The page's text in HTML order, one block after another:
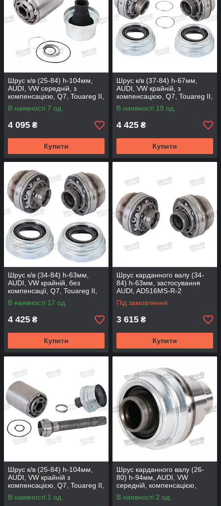
Шрус к/в (25-84) h-104мм,
AUDI, VW середній, з
компенсацією, Q7, Touareg II,
AD516MS (DSP)
В наявності 7 од.
4 095 ₴
Купити
Шрус к/в (37-84) h-67мм,
AUDI, VW крайній, з
компенсацією, Q7, Touareg II,
Amarok, AD516MS-F (DSP)
В наявності 19 од.
4 425 ₴
Купити
Шрус к/в (34-84) h-63мм,
AUDI, VW крайній, без
компенсації, Q7, Touareg II,
Amarok, AD516MS-R (DSP)
В наявності 17 од.
4 425 ₴
Купити
Шрус карданного валу (34-
84) h-63мм, застосування
AUDI, AD516MS-R-2
(DRIVESHAFT PARTS)
Під замовлення
3 615 ₴
Купити
Шрус к/в (25-84) h-104мм,
AUDI, VW крайній з
компенсацією, Q7, Touareg II,
AD516MSY (DSP)
В наявності 1 од.
Шрус карданного валу (26-
80) h-94мм, AUDI, VW
середній, компенсацією,
AD605MS (DRIVESHAFT
PARTS)
В наявності 2 од.